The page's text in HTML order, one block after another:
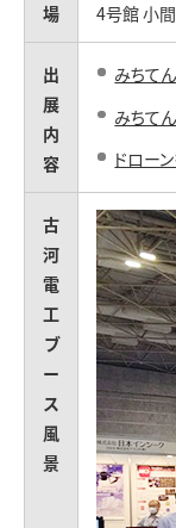
場
4号館 小
出
展
内
容
みちて
みちて
ドロー
古
河
電
工
ブ
ー
ス
風
景